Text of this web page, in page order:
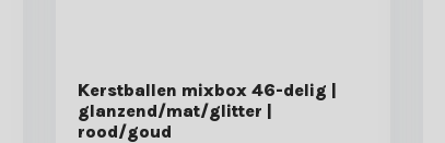
Kerstballen mixbox 46-delig |
glanzend/mat/glitter |
rood/goud